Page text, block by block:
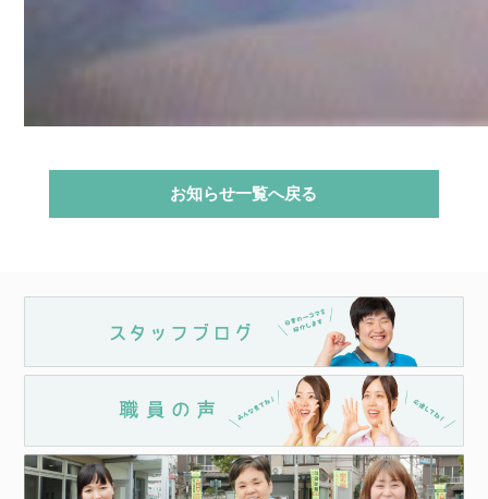
お知らせ一覧へ戻る